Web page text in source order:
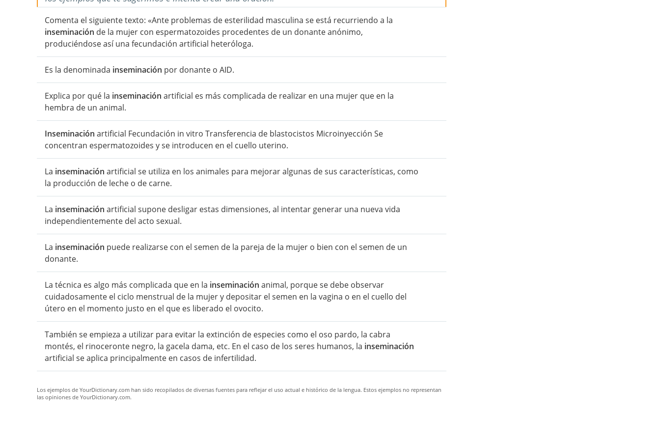
Comenta el siguiente texto: «Ante problemas de esterilidad masculina se está recurriendo a la
inseminación de la mujer con espermatozoides procedentes de un donante anónimo,
produciéndose así una fecundación artificial heteróloga.
Es la denominada inseminación por donante o AID.
Explica por qué la inseminación artificial es más complicada de realizar en una mujer que en la
hembra de un animal.
Inseminación artificial Fecundación in vitro Transferencia de blastocistos Microinyección Se
concentran espermatozoides y se introducen en el cuello uterino.
La inseminación artificial se utiliza en los animales para mejorar algunas de sus características, como
la producción de leche o de carne.
La inseminación artificial supone desligar estas dimensiones, al intentar generar una nueva vida
independientemente del acto sexual.
La inseminación puede realizarse con el semen de la pareja de la mujer o bien con el semen de un
donante.
La técnica es algo más complicada que en la inseminación animal, porque se debe observar
cuidadosamente el ciclo menstrual de la mujer y depositar el semen en la vagina o en el cuello del
útero en el momento justo en el que es liberado el ovocito.
También se empieza a utilizar para evitar la extinción de especies como el oso pardo, la cabra
montés, el rinoceronte negro, la gacela dama, etc. En el caso de los seres humanos, la inseminación
artificial se aplica principalmente en casos de infertilidad.
Los ejemplos de YourDictionary.com han sido recopilados de diversas fuentes para reflejar el uso actual e histórico de la lengua. Estos ejemplos no representan
las opiniones de YourDictionary.com.